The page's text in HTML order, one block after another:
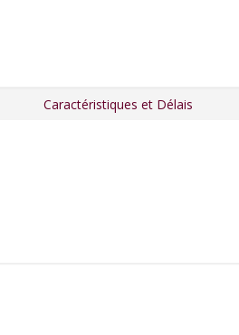
Caractéristiques et Délais